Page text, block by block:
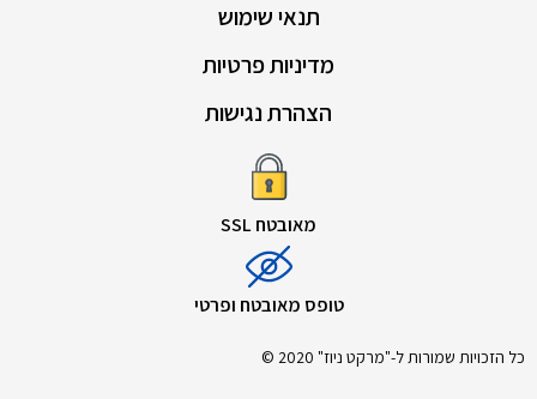
תנאי שימוש
מדיניות פרטיות
הצהרת נגישות
מאובטח SSL
טופס מאובטח ופרטי
כל הזכויות שמורות ל-"מרקט ניוז" 2020 ©